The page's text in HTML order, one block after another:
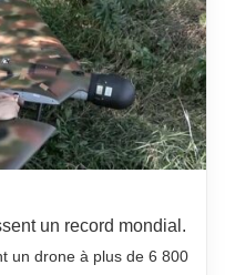
un record mondial.
un drone à plus de 6 800